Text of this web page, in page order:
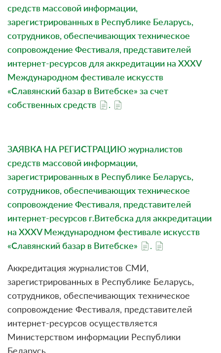
средств массовой информации,
зарегистрированных в Республике Беларусь,
сотрудников, обеспечивающих техническое
сопровождение Фестиваля, представителей
интернет-ресурсов для аккредитации на XXХV
Международном фестивале искусств
«Славянский базар в Витебске» за счет
собственных средств
.
ЗАЯВКА НА РЕГИСТРАЦИЮ журналистов
средств массовой информации,
зарегистрированных в Республике Беларусь,
сотрудников, обеспечивающих техническое
сопровождение Фестиваля, представителей
интернет-ресурсов г.Витебска для аккредитации
на XXХV Международном фестивале искусств
«Славянский базар в Витебске»
.
Аккредитация журналистов СМИ,
зарегистрированных в Республике Беларусь,
сотрудников, обеспечивающих техническое
сопровождение Фестиваля, представителей
интернет-ресурсов осуществляется
Министерством информации Республики
Беларусь.